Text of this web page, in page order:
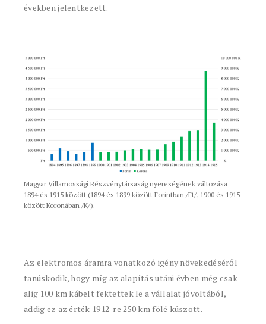
években jelentkezett.
Magyar Villamossági Részvénytársaság nyereségének változása
1894 és 1915 között (1894 és 1899 között Forintban /Ft/, 1900 és 1915
között Koronában /K/).
Az elektromos áramra vonatkozó igény növekedéséről
tanúskodik, hogy míg az alapítás utáni évben még csak
alig 100 km kábelt fektettek le a vállalat jóvoltából,
addig ez az érték 1912-re 250 km fölé kúszott.